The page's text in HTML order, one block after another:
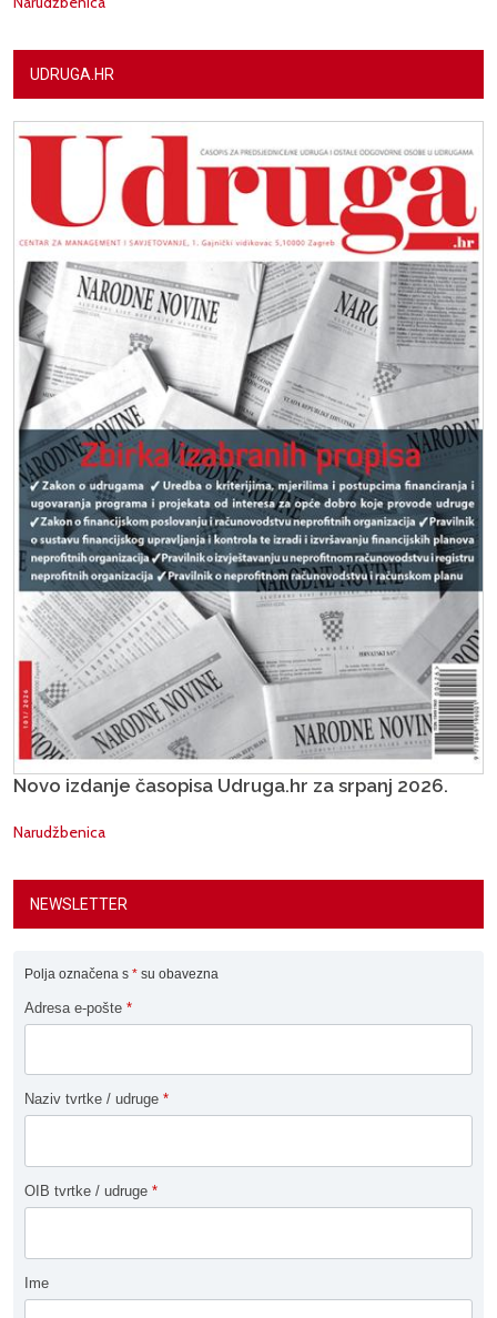
UDRUGA.HR
Novo izdanje časopisa Udruga.hr za srpanj 2026.
Narudžbenica
NEWSLETTER
Polja označena s * su obavezna
Adresa e-pošte *
Naziv tvrtke / udruge *
OIB tvrtke / udruge *
Ime